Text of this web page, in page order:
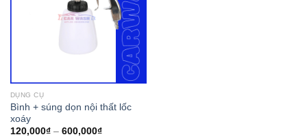
DỤNG CỤ
Bình + súng dọn nội thất lốc
xoáy
120,000₫– 600,000₫